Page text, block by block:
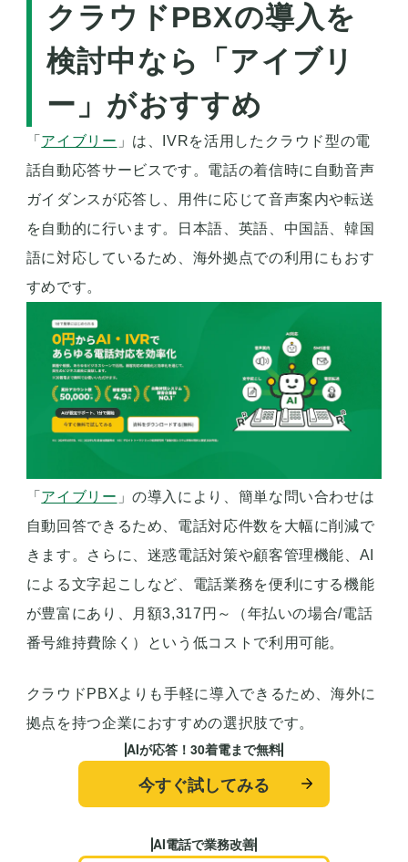
クラウドPBXの導入を
検討中なら「アイブリ
ー」がおすすめ
「 アイブリー 」は、IVRを活用したクラウド型の電
話自動応答サービスです。電話の着信時に自動音声
ガイダンスが応答し、用件に応じて音声案内や転送
を自動的に行います。日本語、英語、中国語、韓国
語に対応しているため、海外拠点での利用にもおす
すめです。
「 アイブリー 」の導入により、簡単な問い合わせは
自動回答できるため、電話対応件数を大幅に削減で
きます。さらに、迷惑電話対策や顧客管理機能、AI
による文字起こしなど、電話業務を便利にする機能
が豊富にあり、月額3,317円～（年払いの場合/電話
番号維持費除く）という低コストで利用可能。
クラウドPBXよりも手軽に導入できるため、海外に
拠点を持つ企業におすすめの選択肢です。
AIが応答！30着電まで無料
今すぐ試してみる
AI電話で業務改善